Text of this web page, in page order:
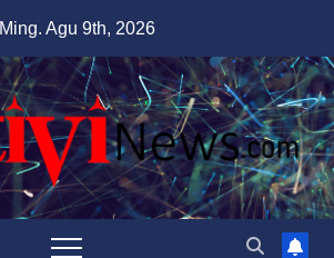
Ming. Agu 9th, 2026